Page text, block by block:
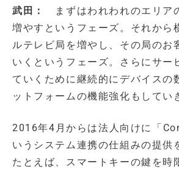
武田：
まずはわれわれのエリア
増やすというフェーズ。それから
ルテレビ局を増やし、その局のお
いくというフェーズ。さらにサー
ていくために継続的にデバイスの
ットフォームの機能強化もしてい
2016年4月からは法人向けに「
いうシステム連携の仕組みの提供
たとえば、スマートキーの鍵を時